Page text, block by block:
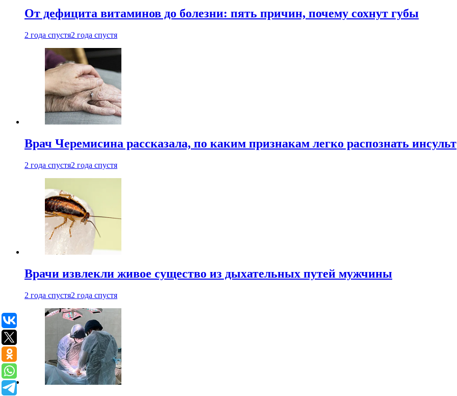
От дефицита витаминов до болезни: пять причин, почему сохнут губы
2 года спустя2 года спустя
Врач Черемисина рассказала, по каким признакам легко распознать инсульт
2 года спустя2 года спустя
Врачи извлекли живое существо из дыхательных путей мужчины
2 года спустя2 года спустя